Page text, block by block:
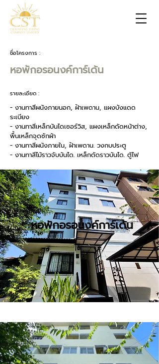
ชื่อโครงการ :
หอพักอรอนงค์การ์เด้น
รายละเอียด :
- งานทาสีผนังภายนอก, ฝ้าเพดาน, แผงบังแดด
ระเบียง
- งานทาสีเหล็กบันไดเซอร์วิส, แผงเหล็กดัดหน้าต่าง,
พื้นเหล็กจุดซักผ้า
- งานทาสีผนังภายใน, ฝ้าเพดาน. วงกบประตู
- งานทาสีไม้ราวจับบันได. เหล็กดัดราวบันได. ตู้ไฟ
หอพักอรอนงค์การ์เด้น